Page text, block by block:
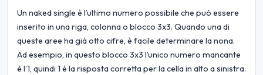
Un naked single è l’ultimo numero possibile che può essere
inserito in una riga, colonna o blocco 3x3. Quando una di
queste aree ha già otto cifre, è facile determinare la nona.
Ad esempio, in questo blocco 3x3 l’unico numero mancante
è l’1, quindi 1 è la risposta corretta per la cella in alto a sinistra.